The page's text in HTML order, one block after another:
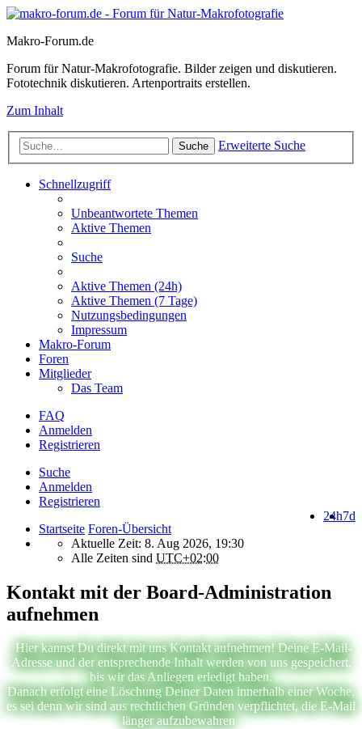
Makro-Forum.de
Forum für Natur-Makrofotografie. Bilder zeigen und diskutieren.
Fototechnik diskutieren. Artenportraits erstellen.
Zum Inhalt
Suche Erweiterte Suche
Schnellzugriff
Unbeantwortete Themen
Aktive Themen
Suche
Aktive Themen (24h)
Aktive Themen (7 Tage)
Nutzungsbedingungen
Impressum
Makro-Forum
Foren
Mitglieder
Das Team
FAQ
Anmelden
Registrieren
Suche
Anmelden
Registrieren
7d
24h
Startseite Foren-Übersicht
Aktuelle Zeit: 8. Aug 2026, 19:30
Alle Zeiten sind UTC+02:00
Kontakt mit der Board-Administration
aufnehmen
Hier kannst Du direkt mit uns Kontakt aufnehmen! Deine E-Mail-
Adresse und der entsprechende Inhalt werden von uns gespeichert,
bis wir das Anliegen erledigt haben.
Danach erfolgt eine Löschung Deiner Daten innerhalb einer Woche,
es sei denn wir sind aus rechtlichen Gründen verpflichtet, die E-Mail
länger aufzubewahren